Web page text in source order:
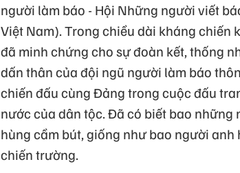
người làm báo - Hội Những người viết
Việt Nam). Trong chiều dài kháng chiến
đã minh chứng cho sự đoàn kết, thống
dấn thân của đội ngũ người làm báo
chiến đấu cùng Đảng trong cuộc đấu
nước của dân tộc. Đã có biết bao
hùng cầm bút, giống như bao người
chiến trường.